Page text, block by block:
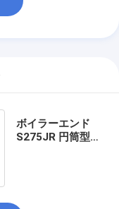
ボイラーエンド
S275JR 円筒型